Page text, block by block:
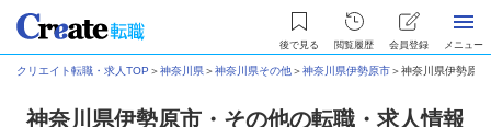
後で見る 閲覧履歴 会員登録 メニュー
クリエイト転職・求人TOP ＞神奈川県＞神奈川県その他＞神奈川県伊勢原市＞神奈川県伊勢原
神奈川県伊勢原市・その他の転職・求人情報